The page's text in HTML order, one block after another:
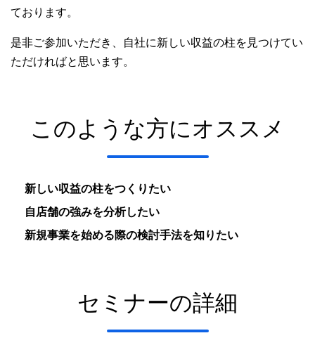
ております。
是非ご参加いただき、自社に新しい収益の柱を見つけてい
ただければと思います。
このような方にオススメ
新しい収益の柱をつくりたい
自店舗の強みを分析したい
新規事業を始める際の検討手法を知りたい
セミナーの詳細